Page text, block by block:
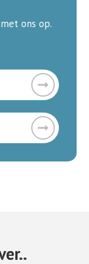
ons op.